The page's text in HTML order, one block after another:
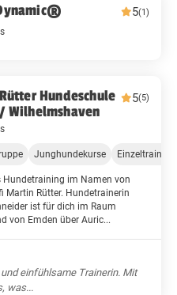
5(1)
Hundeschule
Wilhelmshaven
5(5)
Junghundekurse
Hundetraining im Namen von
Martin Rütter. Hundetrainerin
ist für dich im Raum
von Emden über Auric...
einfühlsame Trainerin. Mit
was...